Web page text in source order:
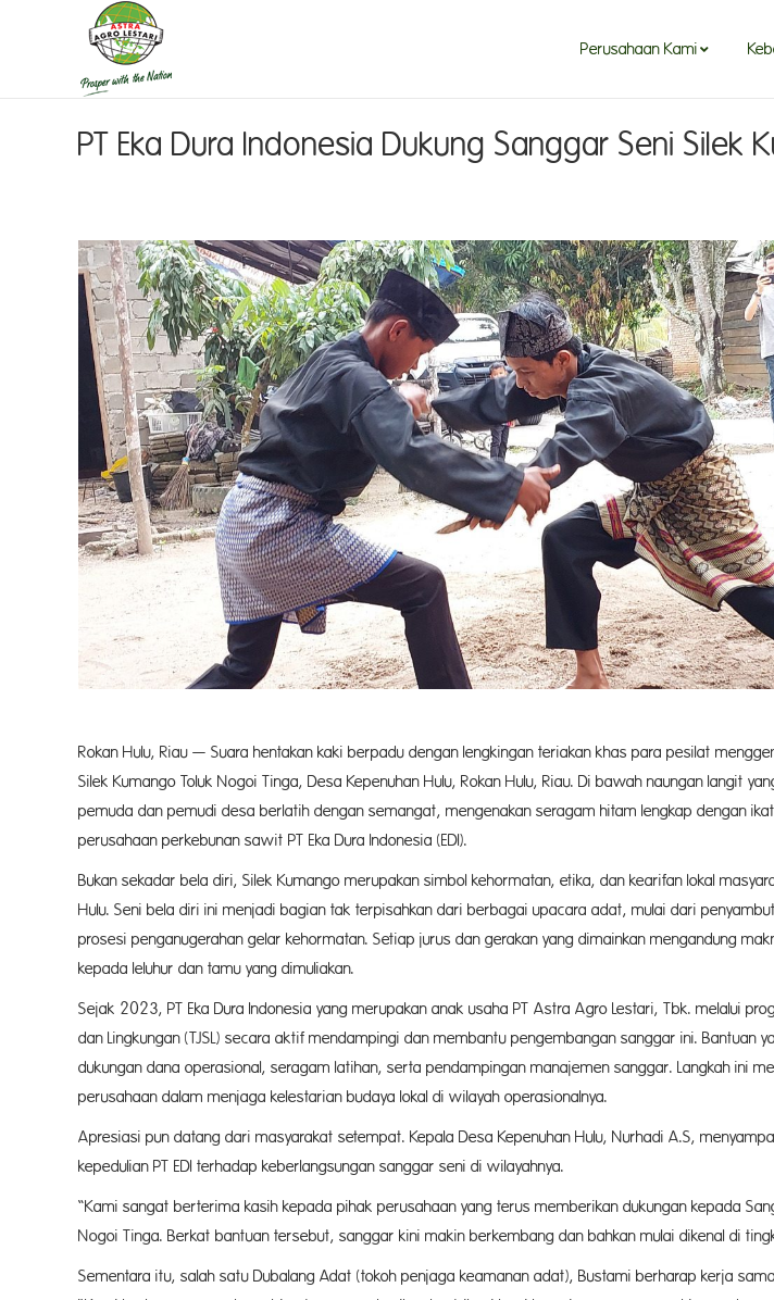
Perusahaan Kami
PT Eka Dura Indonesia Dukung Sanggar Seni Silek
Rokan Hulu, Riau — Suara hentakan kaki berpadu dengan lengkingan teriakan khas para pesilat
Silek Kumango Toluk Nogoi Tinga, Desa Kepenuhan Hulu, Rokan Hulu, Riau. Di bawah naungan langit
pemuda dan pemudi desa berlatih dengan semangat, mengenakan seragam hitam lengkap dengan
perusahaan perkebunan sawit PT Eka Dura Indonesia (EDI).
Bukan sekadar bela diri, Silek Kumango merupakan simbol kehormatan, etika, dan kearifan lokal
Hulu. Seni bela diri ini menjadi bagian tak terpisahkan dari berbagai upacara adat, mulai dari
prosesi penganugerahan gelar kehormatan. Setiap jurus dan gerakan yang dimainkan mengandung
kepada leluhur dan tamu yang dimuliakan.
Sejak 2023, PT Eka Dura Indonesia yang merupakan anak usaha PT Astra Agro Lestari, Tbk. melalui
dan Lingkungan (TJSL) secara aktif mendampingi dan membantu pengembangan sanggar ini. Bantuan
dukungan dana operasional, seragam latihan, serta pendampingan manajemen sanggar. Langkah ini
perusahaan dalam menjaga kelestarian budaya lokal di wilayah operasionalnya.
Apresiasi pun datang dari masyarakat setempat. Kepala Desa Kepenuhan Hulu, Nurhadi A.S,
kepedulian PT EDI terhadap keberlangsungan sanggar seni di wilayahnya.
“Kami sangat berterima kasih kepada pihak perusahaan yang terus memberikan dukungan kepada
Nogoi Tinga. Berkat bantuan tersebut, sanggar kini makin berkembang dan bahkan mulai dikenal di
Sementara itu, salah satu Dubalang Adat (tokoh penjaga keamanan adat), Bustami berharap kerja
Perusahaan Kami